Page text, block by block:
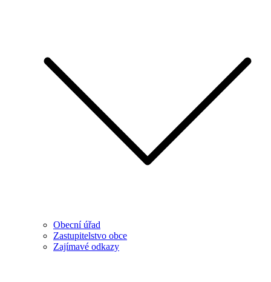
Obecní úřad
Zastupitelstvo obce
Zajímavé odkazy